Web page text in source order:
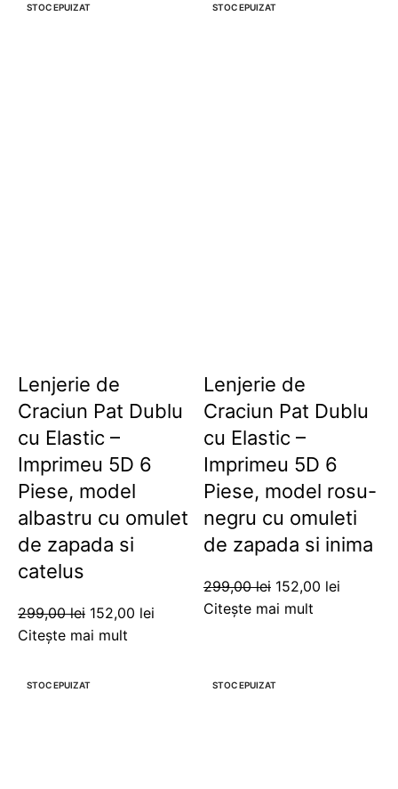
STOC EPUIZAT
Lenjerie de
Craciun Pat Dublu
cu Elastic –
Imprimeu 5D 6
Piese, model
albastru cu omulet
de zapada si
catelus
299,00lei 152,00 lei
Citește mai mult
STOC EPUIZAT
Lenjerie de
Craciun Pat Dublu
cu Elastic –
Imprimeu 5D 6
Piese, model rosu-
negru cu omuleti
de zapada si inima
299,00lei 152,00 lei
Citește mai mult
STOC EPUIZAT
STOC EPUIZAT